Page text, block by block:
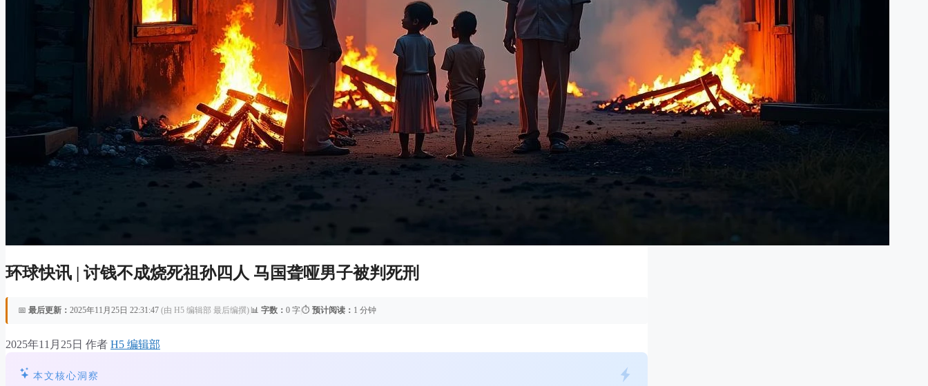
环球快讯 | 讨钱不成烧死祖孙四人 马国聋哑男子被判死刑
📅 最后更新： 2025年11月25日 22:31:47 (由 H5 编辑部 最后编撰) 📊 字数： 0 字⏱️ 预计阅读： 1 分钟
2025年11月25日 作者 H5 编辑部
本文核心洞察